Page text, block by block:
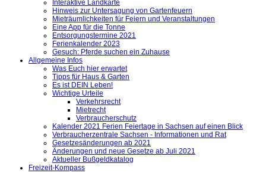
Interaktive Landkarte
Hinweis zur Untersagung von Gartenfeuern
Mieträumlichkeiten für Feiern und Veranstaltungen
Eine App für die Tonne
Entsorgungstermine 2021
Ferienkalender 2023
Gesuch: Pferde suchen ein Zuhause
Allgemeine Infos
Was Euch hier erwartet
Tipps für Haus & Garten
Es ist DEIN Leben!
Wichtige Urteile
Verkehrsrecht
Mietrecht
Verbraucherschutz
Kalender 2021 Ferien Feiertage in Sachsen auf einen Blick
Verbraucherzentrale Sachsen - Informationen und Rat
Gesetzesänderungen ab 2021
Änderungen und neue Gesetze ab Juli 2021
Aktueller Bußgeldkatalog
Freizeit-Kompass